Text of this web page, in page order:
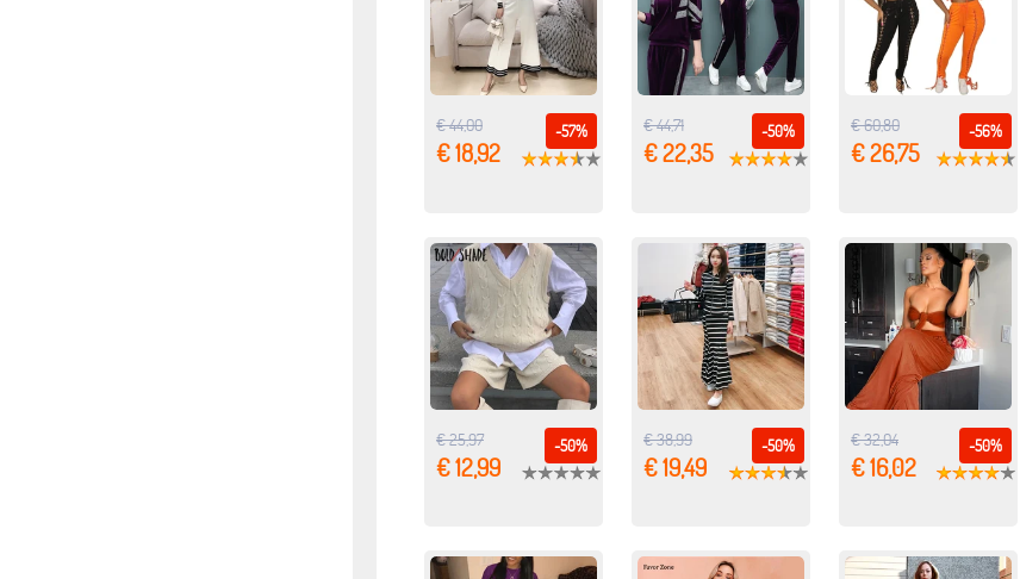
-57%
€ 44,00
€ 18,92
-50%
€ 44,71
€ 22,35
-56%
€ 60,80
€ 26,75
-50%
€ 25,97
€ 12,99
-50%
€ 38,99
€ 19,49
-50%
€ 32,04
€ 16,02